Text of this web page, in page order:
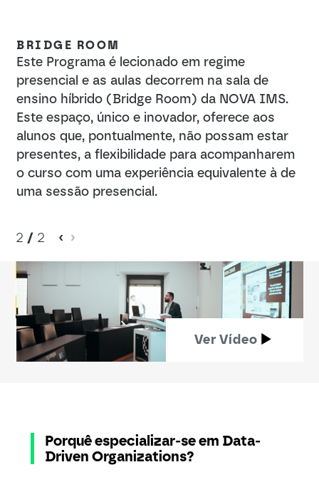
BRIDGE ROOM
Este Programa é lecionado em regime
presencial e as aulas decorrem na sala de
ensino híbrido (Bridge Room) da NOVA IMS.
Este espaço, único e inovador, oferece aos
alunos que, pontualmente, não possam estar
presentes, a flexibilidade para acompanharem
o curso com uma experiência equivalente à de
uma sessão presencial.
2 / 2
Ver Vídeo
Porquê especializar-se em Data-
Driven Organizations?